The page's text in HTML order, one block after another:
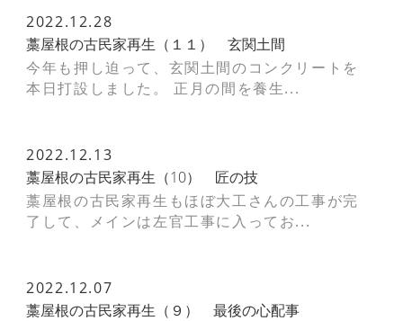
2022.12.28
藁屋根の古民家再生（１１） 玄関土間
今年も押し迫って、玄関土間のコンクリートを
本日打設しました。 正月の間を養生...
2022.12.13
藁屋根の古民家再生（10） 匠の技
藁屋根の古民家再生もほぼ大工さんの工事が完
了して、メインは左官工事に入ってお...
2022.12.07
藁屋根の古民家再生（９） 最後の心配事